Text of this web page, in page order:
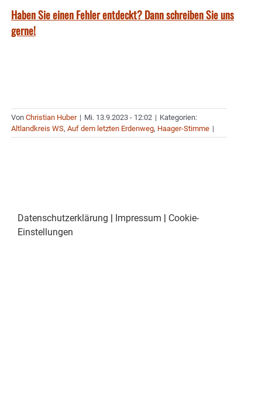
Haben Sie einen Fehler entdeckt? Dann schreiben Sie uns
gerne!
Von Christian Huber | Mi. 13.9.2023 - 12:02 | Kategorien:
Altlandkreis WS, Auf dem letzten Erdenweg, Haager-Stimme |
Datenschutzerklärung Impressum
Cookie-
Einstellungen